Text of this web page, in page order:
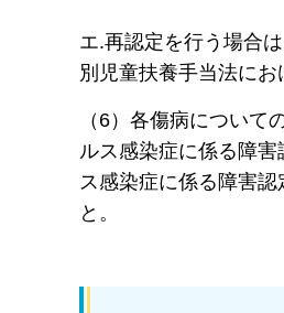
エ.再認定を行う場合
別児童扶養手当法にお
（6）各傷病につい
ルス感染症に係る障
ス感染症に係る障害
と。